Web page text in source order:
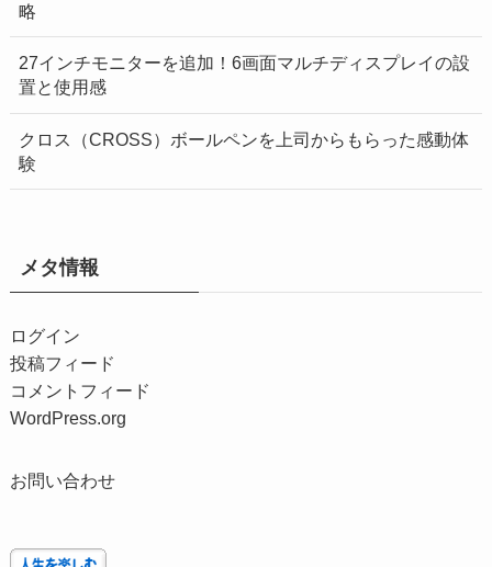
略
27インチモニターを追加！6画面マルチディスプレイの設
置と使用感
クロス（CROSS）ボールペンを上司からもらった感動体
験
メタ情報
ログイン
投稿フィード
コメントフィード
WordPress.org
お問い合わせ